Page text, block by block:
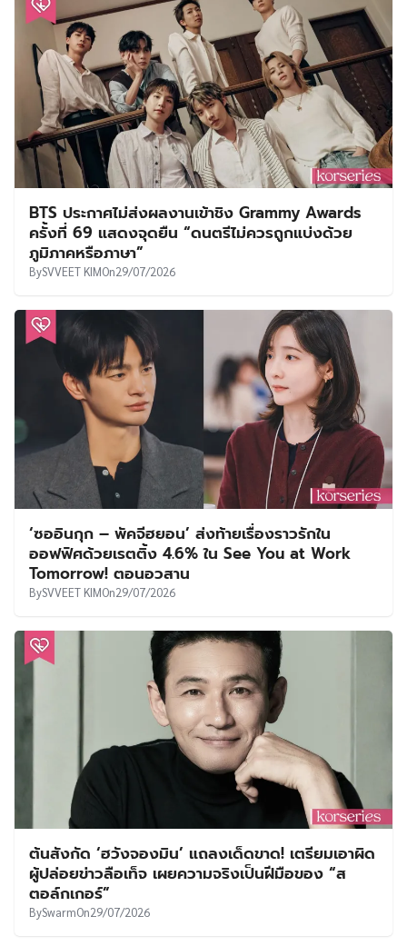
BTS ประกาศไม่ส่งผลงานเข้าชิง Grammy Awards
ครั้งที่ 69 แสดงจุดยืน “ดนตรีไม่ควรถูกแบ่งด้วย
ภูมิภาคหรือภาษา”
BySVVEET KIMOn29/07/2026
‘ซออินกุก – พัคจีฮยอน’ ส่งท้ายเรื่องราวรักใน
ออฟฟิศด้วยเรตติ้ง 4.6% ใน See You at Work
Tomorrow! ตอนอวสาน
BySVVEET KIMOn29/07/2026
ต้นสังกัด ‘ฮวังจองมิน’ แถลงเด็ดขาด! เตรียมเอาผิด
ผู้ปล่อยข่าวลือเท็จ เผยความจริงเป็นฝีมือของ “ส
ตอล์กเกอร์”
BySwarmOn29/07/2026